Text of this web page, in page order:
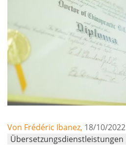
Von Frédéric Ibanez, 18/10/2022
Übersetzungsdienstleistungen